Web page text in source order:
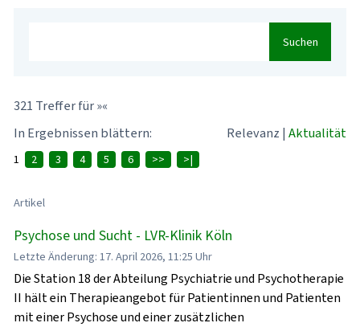
Suchen
321 Treffer für »«
In Ergebnissen blättern:
Relevanz | Aktualität
1 2 3 4 5 6 >> >|
Artikel
Psychose und Sucht - LVR-Klinik Köln
Letzte Änderung: 17. April 2026, 11:25 Uhr
Die Station 18 der Abteilung Psychiatrie und Psychotherapie
II hält ein Therapieangebot für Patientinnen und Patienten
mit einer Psychose und einer zusätzlichen